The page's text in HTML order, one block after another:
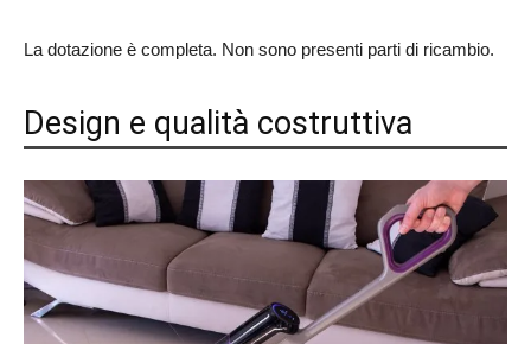
La dotazione è completa. Non sono presenti parti di ricambio.
Design e qualità costruttiva